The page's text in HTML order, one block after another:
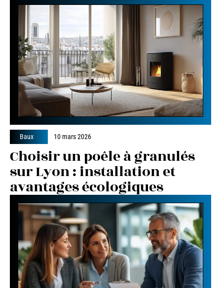
Baux 10 mars 2026
Choisir un poêle à granulés
sur Lyon : installation et
avantages écologiques